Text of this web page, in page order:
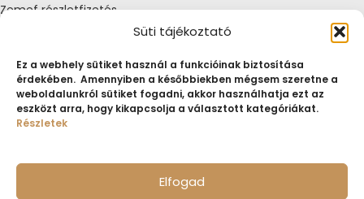
Süti tájékoztató
Ez a webhely sütiket használ a funkcióinak biztosítása
érdekében. Amennyiben a későbbiekben mégsem szeretne a
weboldalunkról sütiket fogadni, akkor használhatja ezt az
eszközt arra, hogy kikapcsolja a választott kategóriákat.
Részletek
Elfogad
Zemef részletfizetés
Adatkezelési tájékoztató
Tájékoztató sütik alkalmazásáról
Fogyasztóvédelmi tájékoztató
Jogi nyilatkozat
Impresszum